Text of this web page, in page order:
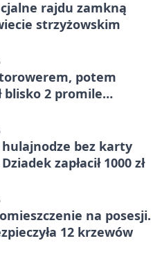
rajdu zamkną
strzyżowskim
potem
blisko 2 promile
bez karty
zapłacił 1000 zł
na posesji.
12 krzewów